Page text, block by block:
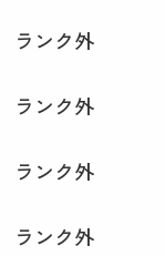
ランク外
ランク外
ランク外
ランク外